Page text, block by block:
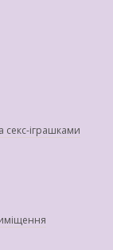
секс-іграшками